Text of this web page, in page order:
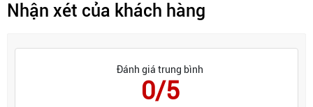
Nhận xét của khách hàng
Đánh giá trung bình
0/5